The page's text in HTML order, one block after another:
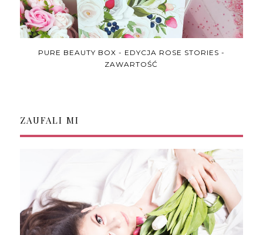
PURE BEAUTY BOX - EDYCJA ROSE STORIES -
ZAWARTOŚĆ
ZAUFALI MI